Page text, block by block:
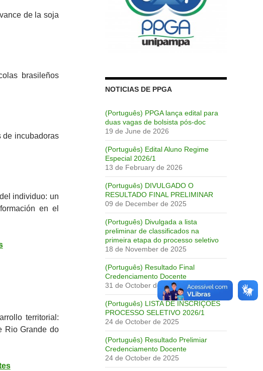
de la soja
brasileños
de incubadoras
individuo: un
en el
territorial:
Rio Grande do
NOTICIAS DE PPGA
(Português) PPGA lança edital para
duas vagas de bolsista pós-doc
19 de June de 2026
(Português) Edital Aluno Regime
Especial 2026/1
13 de February de 2026
(Português) DIVULGADO O
RESULTADO FINAL PRELIMINAR
09 de December de 2025
(Português) Divulgada a lista
preliminar de classificados na
primeira etapa do processo seletivo
18 de November de 2025
(Português) Resultado Final
Credenciamento Docente
31 de October de 2025
(Português) LISTA DE INSCRIÇÕES
PROCESSO SELETIVO 2026/1
24 de October de 2025
(Português) Resultado Prelimiar
Credenciamento Docente
24 de October de 2025